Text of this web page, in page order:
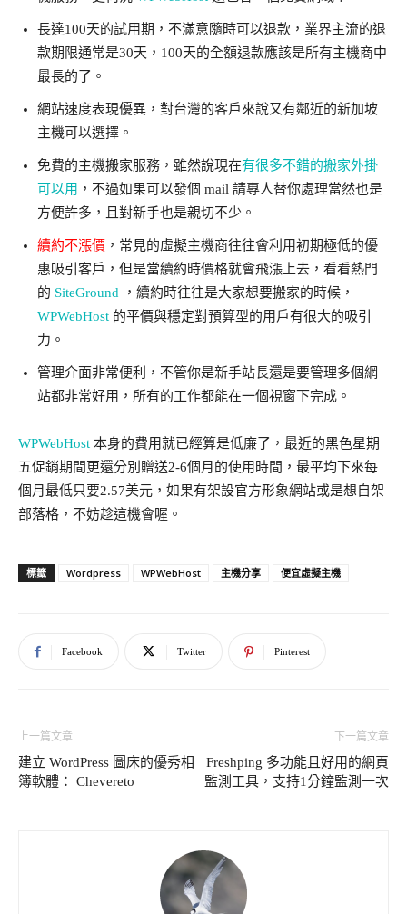
長達100天的試用期，不滿意隨時可以退款，業界主流的退
款期限通常是30天，100天的全額退款應該是所有主機商中
最長的了。
網站速度表現優異，對台灣的客戶來說又有鄰近的新加坡
主機可以選擇。
免費的主機搬家服務，雖然說現在有很多不錯的搬家外掛
可以用 ，不過如果可以發個 mail 請專人替你處理當然也是
方便許多，且對新手也是親切不少。
續約不漲價 ，常見的虛擬主機商往往會利用初期極低的優
惠吸引客戶，但是當續約時價格就會飛漲上去，看看熱門
的 SiteGround ，續約時往往是大家想要搬家的時候，
WPWebHost 的平價與穩定對預算型的用戶有很大的吸引
力。
管理介面非常便利，不管你是新手站長還是要管理多個網
站都非常好用，所有的工作都能在一個視窗下完成。
WPWebHost 本身的費用就已經算是低廉了，最近的黑色星期
五促銷期間更還分別贈送2-6個月的使用時間，最平均下來每
個月最低只要2.57美元，如果有架設官方形象網站或是想自架
部落格，不妨趁這機會喔。
標籤 Wordpress WPWebHost 主機分享 便宜虛擬主機
Facebook Twitter Pinterest
上一篇文章
建立 WordPress 圖床的優秀相
簿軟體： Chevereto
下一篇文章
Freshping 多功能且好用的網頁
監測工具，支持1分鐘監測一次